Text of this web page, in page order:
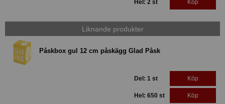
Hel: 2 st Köp
Liknande produkter
Påskbox gul 12 cm påskägg Glad Påsk
Del: 1 st Köp
Hel: 650 st Köp